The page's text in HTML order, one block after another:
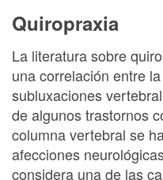
Quiropraxia
La literatura sobre
una correlación entre
subluxaciones
de algunos trastornos
columna vertebral se
afecciones
considera una de las